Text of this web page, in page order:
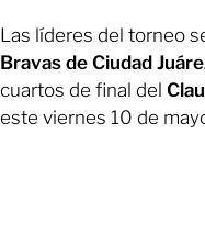
Las líderes del torneo
Bravas de Ciudad
cuartos de final del
este viernes 10 de